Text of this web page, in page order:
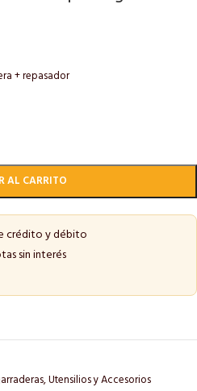
+ repasador
AL CARRITO
crédito y débito
sin interés
,Utensilios y Accesorios